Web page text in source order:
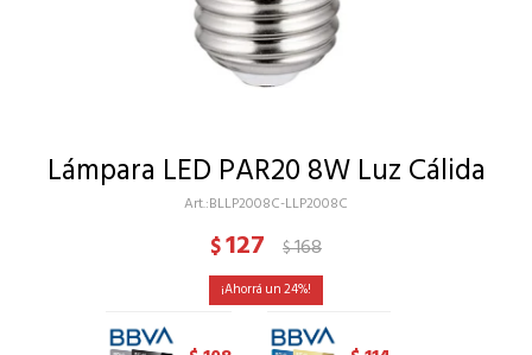
Lámpara LED PAR20 8W Luz Cálida
BLLP2008C-LLP2008C
$127 $168
24